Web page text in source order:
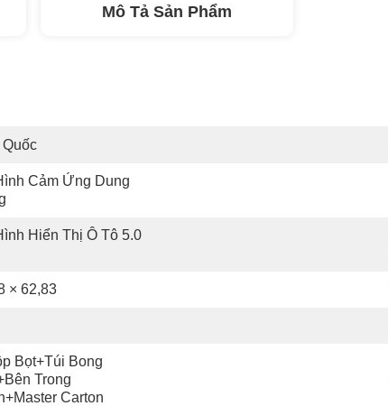
Mô Tả Sản Phẩm
Quốc
Cảm Ứng Dung
Hiển Thị Ô Tô 5.0
× 62,83
Bọt+túi Bong
Trong
Carton